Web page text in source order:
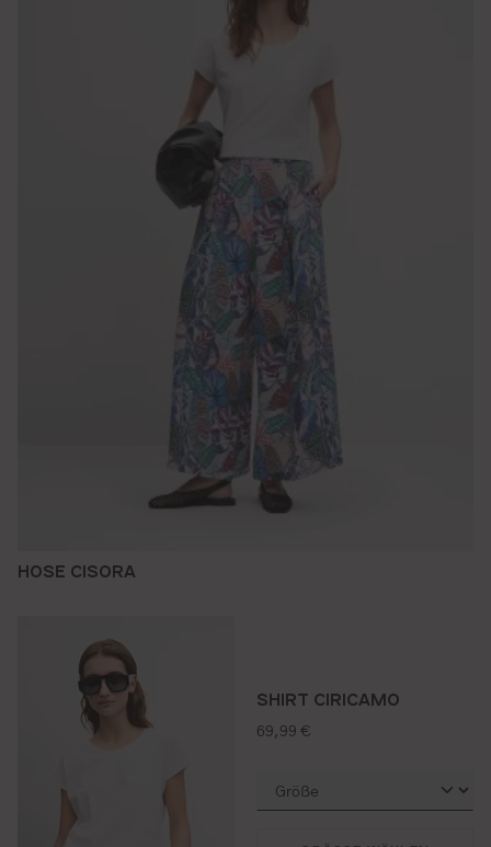
HOSE CISORA
SHIRT CIRICAMO
regulärer preis:
69,99 €